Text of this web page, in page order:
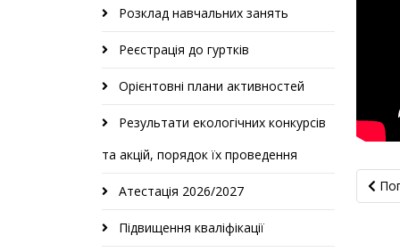
Розклад навчальних занять
Реєстрація до гуртків
Орієнтовні плани активностей
Результати екологічних конкурсів
та акцій, порядок їх проведення
Атестація 2026/2027
Підвищення кваліфікації